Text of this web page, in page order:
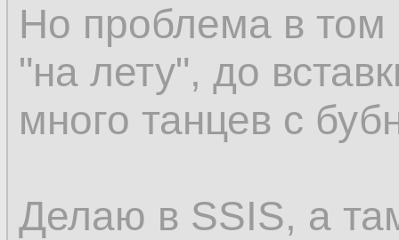
Но проблема в том
"на лету", до
много танцев с
Делаю в SSIS, а